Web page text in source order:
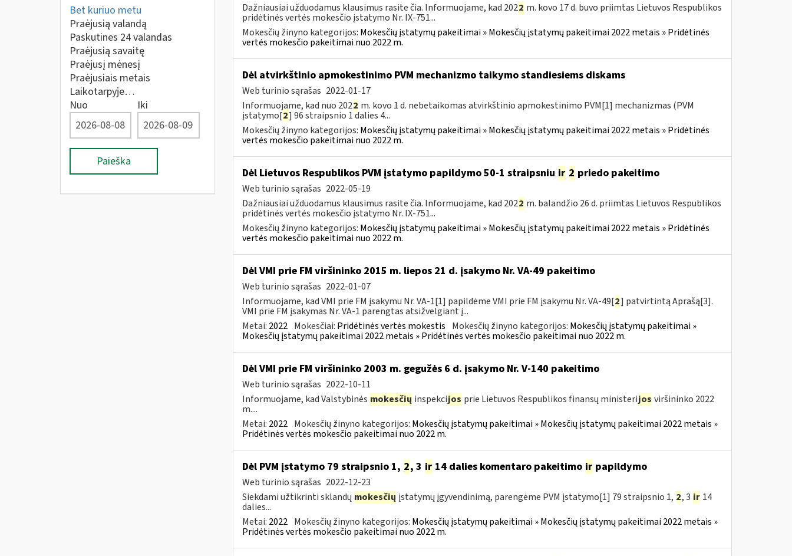
Bet kuriuo metu
Praėjusią valandą
Paskutines 24 valandas
Praėjusią savaitę
Praėjusį mėnesį
Praėjusiais metais
Laikotarpyje…
Nuo
Iki
Paieška
Dažniausiai užduodamus klausimus rasite čia. Informuojame, kad 2022 m. kovo 17 d. buvo priimtas Lietuvos Respublikos
pridėtinės vertės mokesčio įstatymo Nr. IX-751...
Mokesčių žinyno kategorijos: Mokesčių įstatymų pakeitimai » Mokesčių įstatymų pakeitimai 2022 metais » Pridėtinės
vertės mokesčio pakeitimai nuo 2022 m.
Dėl atvirkštinio apmokestinimo PVM mechanizmo taikymo standiesiems diskams
Web turinio sąrašas 2022-01-17
Informuojame, kad nuo 2022 m. kovo 1 d. nebetaikomas atvirkštinio apmokestinimo PVM[1] mechanizmas (PVM
įstatymo[2] 96 straipsnio 1 dalies 4...
Mokesčių žinyno kategorijos: Mokesčių įstatymų pakeitimai » Mokesčių įstatymų pakeitimai 2022 metais » Pridėtinės
vertės mokesčio pakeitimai nuo 2022 m.
Dėl Lietuvos Respublikos PVM įstatymo papildymo 50-1 straipsniu ir 2 priedo pakeitimo
Web turinio sąrašas 2022-05-19
Dažniausiai užduodamus klausimus rasite čia. Informuojame, kad 2022 m. balandžio 26 d. priimtas Lietuvos Respublikos
pridėtinės vertės mokesčio įstatymo Nr. IX-751...
Mokesčių žinyno kategorijos: Mokesčių įstatymų pakeitimai » Mokesčių įstatymų pakeitimai 2022 metais » Pridėtinės
vertės mokesčio pakeitimai nuo 2022 m.
Dėl VMI prie FM viršininko 2015 m. liepos 21 d. įsakymo Nr. VA-49 pakeitimo
Web turinio sąrašas 2022-01-07
Informuojame, kad VMI prie FM įsakymu Nr. VA-1[1] papildėme VMI prie FM įsakymu Nr. VA-49[2] patvirtintą Aprašą[3].
VMI prie FM įsakymas Nr. VA-1 parengtas atsižvelgiant į...
Metai: 2022 Mokesčiai: Pridėtinės vertės mokestis Mokesčių žinyno kategorijos: Mokesčių įstatymų pakeitimai »
Mokesčių įstatymų pakeitimai 2022 metais » Pridėtinės vertės mokesčio pakeitimai nuo 2022 m.
Dėl VMI prie FM viršininko 2003 m. gegužės 6 d. įsakymo Nr. V-140 pakeitimo
Web turinio sąrašas 2022-10-11
Informuojame, kad Valstybinės mokesčių inspekcijos prie Lietuvos Respublikos finansų ministerijos viršininko 2022
m....
Metai: 2022 Mokesčių žinyno kategorijos: Mokesčių įstatymų pakeitimai » Mokesčių įstatymų pakeitimai 2022 metais »
Pridėtinės vertės mokesčio pakeitimai nuo 2022 m.
Dėl PVM įstatymo 79 straipsnio 1, 2, 3 ir14 dalies komentaro pakeitimo irpapildymo
Web turinio sąrašas 2022-12-23
Siekdami užtikrinti sklandų mokesčių įstatymų įgyvendinimą, parengėme PVM įstatymo[1] 79 straipsnio 1, 2, 3 ir 14
dalies...
Metai: 2022 Mokesčių žinyno kategorijos: Mokesčių įstatymų pakeitimai » Mokesčių įstatymų pakeitimai 2022 metais »
Pridėtinės vertės mokesčio pakeitimai nuo 2022 m.